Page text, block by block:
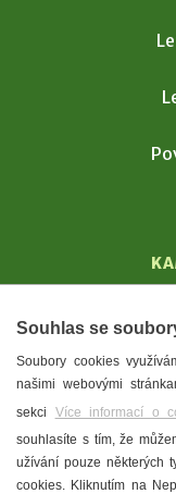
Souhlas se
Soubory cookies
našimi webovými
sekci Více informací o
souhlasíte s tím, že
užívání pouze některých
cookies. Kliknutím na